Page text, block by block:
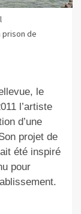
prison de
le
l’artiste
d’une
projet de
été inspiré
pour